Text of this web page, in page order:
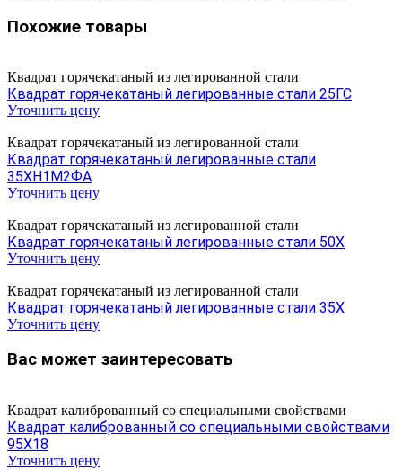
Похожие товары
Квадрат горячекатаный из легированной стали
Квадрат горячекатаный легированные стали 25ГС
Уточнить цену
Квадрат горячекатаный из легированной стали
Квадрат горячекатаный легированные стали
35ХН1М2ФА
Уточнить цену
Квадрат горячекатаный из легированной стали
Квадрат горячекатаный легированные стали 50Х
Уточнить цену
Квадрат горячекатаный из легированной стали
Квадрат горячекатаный легированные стали 35Х
Уточнить цену
Вас может заинтересовать
Квадрат калиброванный со специальными свойствами
Квадрат калиброванный со специальными свойствами
95Х18
Уточнить цену